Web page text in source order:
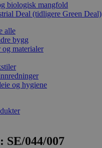
biologisk mangfold
Deal (tidligere Green Deal)
alle
bygg
materialer
og hygiene
SE/044/007